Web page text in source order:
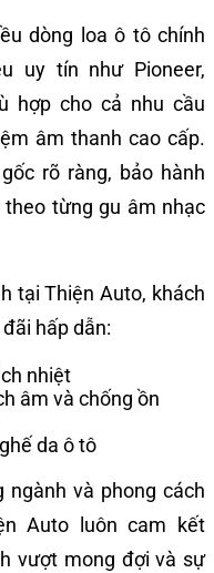
dòng loa ô tô chính
uy tín như Pioneer,
hợp cho cả nhu cầu
âm thanh cao cấp.
rõ ràng, bảo hành
từng gu âm nhạc
tại Thiện Auto, khách
hấp dẫn:
nhiệt
âm và chống ồn
da ô tô
và phong cách
Auto luôn cam kết
vượt mong đợi và sự